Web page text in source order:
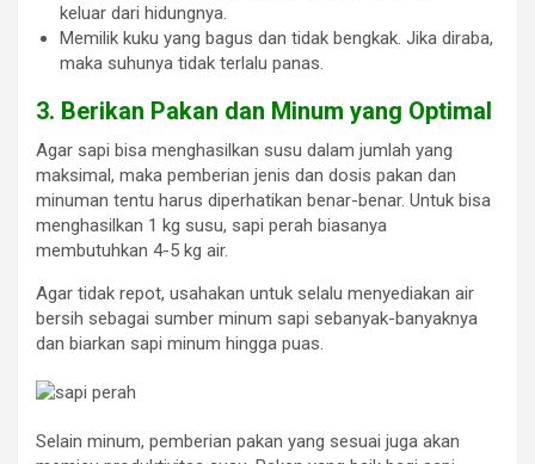
keluar dari hidungnya.
Memilik kuku yang bagus dan tidak bengkak. Jika diraba,
maka suhunya tidak terlalu panas.
3. Berikan Pakan dan Minum yang Optimal
Agar sapi bisa menghasilkan susu dalam jumlah yang
maksimal, maka pemberian jenis dan dosis pakan dan
minuman tentu harus diperhatikan benar-benar. Untuk bisa
menghasilkan 1 kg susu, sapi perah biasanya
membutuhkan 4-5 kg air.
Agar tidak repot, usahakan untuk selalu menyediakan air
bersih sebagai sumber minum sapi sebanyak-banyaknya
dan biarkan sapi minum hingga puas.
Selain minum, pemberian pakan yang sesuai juga akan